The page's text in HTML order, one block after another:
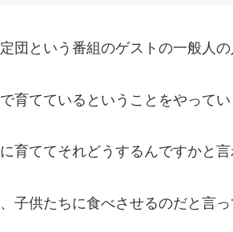
団という番組のゲストの一般人
育てているということをやってい
育ててそれどうするんですかと言
子供たちに食べさせるのだと言